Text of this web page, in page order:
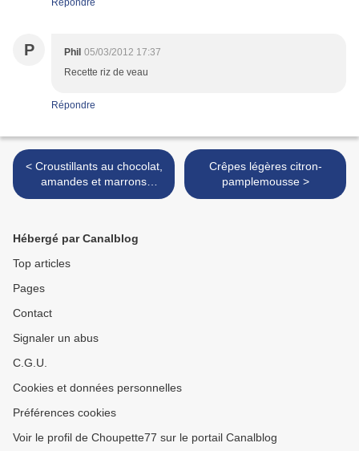
Répondre
P Phil 05/03/2012 17:37
Recette riz de veau
Répondre
< Croustillants au chocolat,
amandes et marrons
glacés, coulis passion-
Crêpes légères citron-
pamplemousse >
Hébergé par Canalblog
Top articles
Pages
Contact
Signaler un abus
C.G.U.
Cookies et données personnelles
Préférences cookies
Voir le profil de Choupette77 sur le portail Canalblog